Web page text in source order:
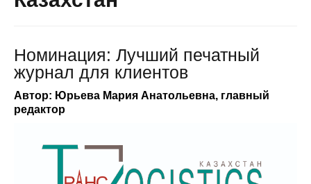
Номинация: Лучший печатный
журнал для клиентов
Автор: Юрьева Мария Анатольевна, главный
редактор